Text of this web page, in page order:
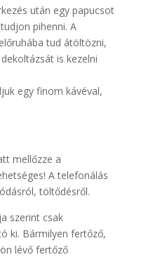
után egy papucsot
pihenni. A
tud átöltözni,
is kezelni
egy finom kávéval,
mellőzze a
A telefonálás
töltődésről.
szerint csak
ki. Bármilyen fertőző,
lévő fertőző